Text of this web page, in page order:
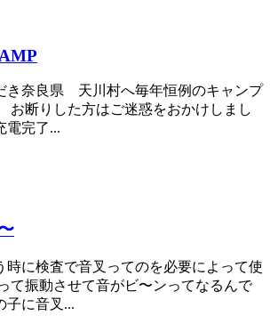
き奈良県 天川村へ毎年恒例のキャンプ
お断りした方はご迷惑をおかけしまし
電完了...
時に検査で音叉ってのを必要によって使
て振動させて音がビ〜ンってなるんで
子に音叉...